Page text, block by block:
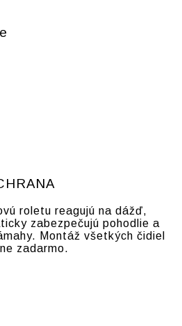
roletu reagujú na dážď,
zabezpečujú pohodlie a
Montáž všetkých čidiel
zadarmo.